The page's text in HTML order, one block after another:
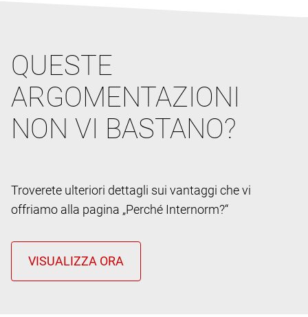
QUESTE
ARGOMENTAZIONI
NON VI BASTANO?
Troverete ulteriori dettagli sui vantaggi che vi
offriamo alla pagina „Perché Internorm?“